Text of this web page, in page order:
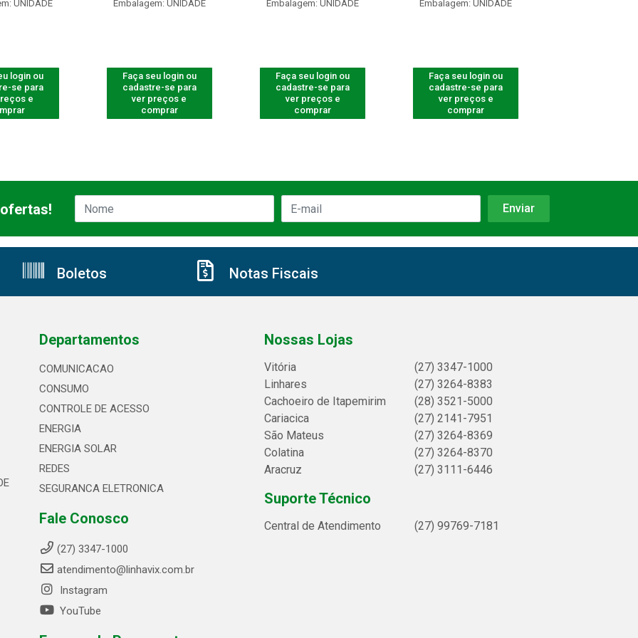
UNIDADE
login ou
se para
e
Embalagem: UNIDADE
Faça seu login ou
cadastre-se para
ver preços e
comprar
Embalagem: UNIDADE
Faça seu login ou
cadastre-se para
ver preços e
comprar
Embalagem: UNIDADE
Faça seu login ou
cadastre-se para
ver preços e
comprar
Boletos Notas Fiscais
Departamentos
COMUNICACAO
CONSUMO
CONTROLE DE ACESSO
ENERGIA
ENERGIA SOLAR
REDES
SEGURANCA ELETRONICA
Fale Conosco
(27) 3347-1000
atendimento@linhavix.com.br
Instagram
YouTube
Nossas Lojas
Vitória
(27) 3347-1000
Linhares
(27) 3264-8383
Cachoeiro de Itapemirim
(28) 3521-5000
Cariacica
(27) 2141-7951
São Mateus
(27) 3264-8369
Colatina
(27) 3264-8370
Aracruz
(27) 3111-6446
Suporte Técnico
Central de Atendimento (27) 99769-7181